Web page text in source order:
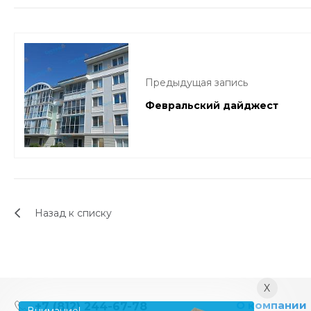
Предыдущая запись
Февральский дайджест
Назад к списку
+7 (812) 244-67-78 О компании
X